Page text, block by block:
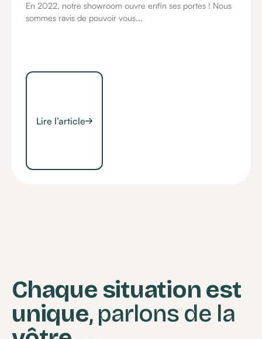
En 2022, notre showroom ouvre enfin ses portes ! Nous
sommes ravis de pouvoir vous...
Lire l’article
Chaque situation est
unique, parlons de la